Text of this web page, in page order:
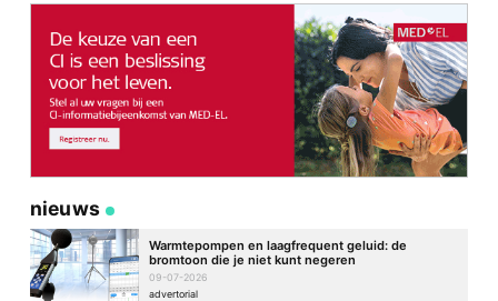
nieuws
Warmtepompen en laagfrequent geluid: de
bromtoon die je niet kunt negeren
09-07-2026
advertorial